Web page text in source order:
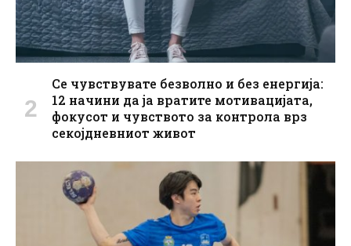
Се чувствувате безволно и без енергија:
12 начини да ја вратите мотивацијата,
фокусот и чувството за контрола врз
секојдневниот живот